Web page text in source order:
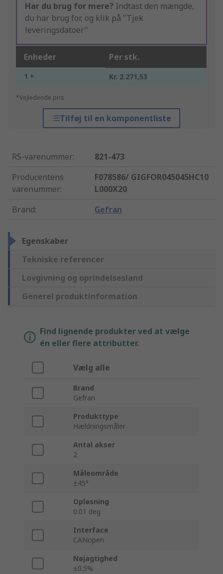
Har du brug for mere? Indtast den mængde,
du har brug for, og klik på "Tjek
leveringsdatoer"
Enheder Per stk.
1 + Kr. 2.271,53
*Vejledende pris
Tilføj til en komponentliste
RS-varenummer:
821-473
Producentens
varenummer:
F078586/ GIGFOR045045HC10
L000X20
Brand: Gefran
Egenskaber
Tekniske referencer
Lovgivning og oprindelsesland
Generel produktinformation
Find lignende produkter ved at vælge
én eller flere attributter.
Vælg alle
Brand
Gefran
Produkttype
Hældningsmåler
Antal akser
2
Måleområde
±45°
Opløsning
0.01 deg
Interface
CANopen
Nøjagtighed
±0.5%